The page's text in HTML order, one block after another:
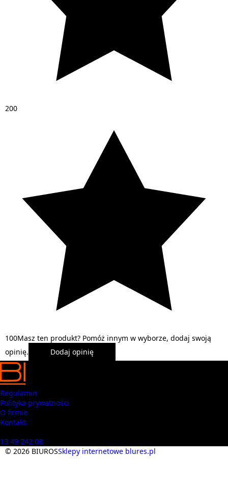
200
100Masz ten produkt? Pomóż innym w wyborze, dodaj swoją
opinię.
Dodaj opinię
Regulamin
Polityka prywatności
O firmie
Kontakt
13 49 242 08
© 2026 BIUROSSklepy internetowe blures.pl